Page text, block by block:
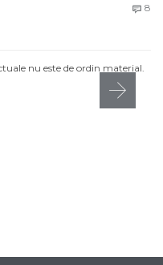
 8
nu este de ordin material.